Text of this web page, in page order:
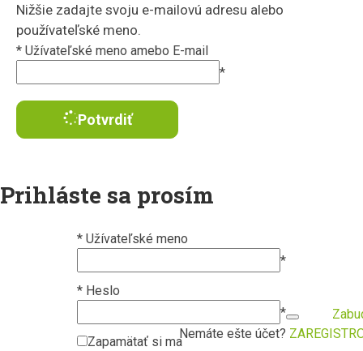
Nižšie zadajte svoju e-mailovú adresu alebo
používateľské meno.
* Užívateľské meno amebo E-mail
*
Potvrdiť
Prihláste sa prosím
* Užívateľské meno
*
* Heslo
*
Zapamätať si ma
Nemáte ešte účet?